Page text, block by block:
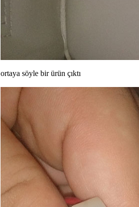
ortaya söyle bir ürün çıktı